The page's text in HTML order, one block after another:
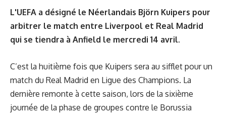
L'UEFA a désigné le Néerlandais Björn Kuipers pour
arbitrer le match entre Liverpool et Real Madrid
qui se tiendra à Anfield le mercredi 14 avril.
C’est la huitième fois que Kuipers sera au sifflet pour un
match du Real Madrid en Ligue des Champions. La
dernière remonte à cette saison, lors de la sixième
journée de la phase de groupes contre le Borussia